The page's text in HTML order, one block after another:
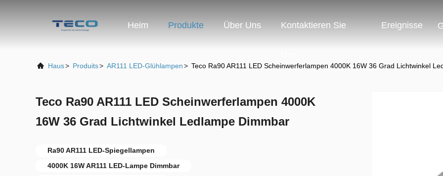
Heim Produkte Über Uns Kontaktieren Sie Ereignisse
Haus> Produits> AR111 LED-Glühlampen> Teco Ra90 AR111 LED Scheinwerferlampen 4000K 16W 36 Grad Lichtwinkel
Teco Ra90 AR111 LED Scheinwerferlampen 4000K
16W 36 Grad Lichtwinkel Ledlampe Dimmbar
Ra90 AR111 LED-Spiegellampen
4000K 16W AR111 LED-Lampe Dimmbar